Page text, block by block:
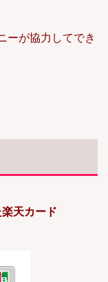
ーが協力してでき
天カード